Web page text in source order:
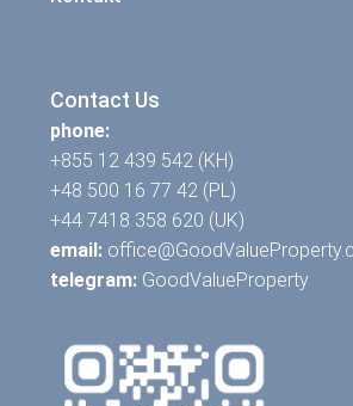
Contact Us
phone:
+855 12 439 542 (KH)
+48 500 16 77 42 (PL)
+44 7418 358 620 (UK)
email:
telegram: GoodValueProperty